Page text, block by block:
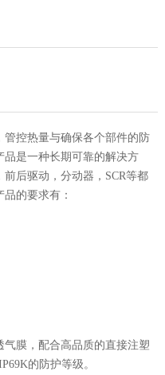
控热量与确保各个部件的防
是一种长期可靠的解决方
后驱动，分动器，SCR等都
的要求有：
膜，配合高品质的直接注塑
的防护等级。